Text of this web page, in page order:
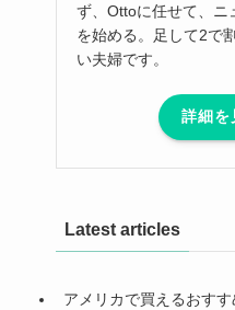
ず、Ottoに任せて、ニ
を始める。足して2で
い夫婦です。
詳細を
Latest articles
アメリカで買えるおす